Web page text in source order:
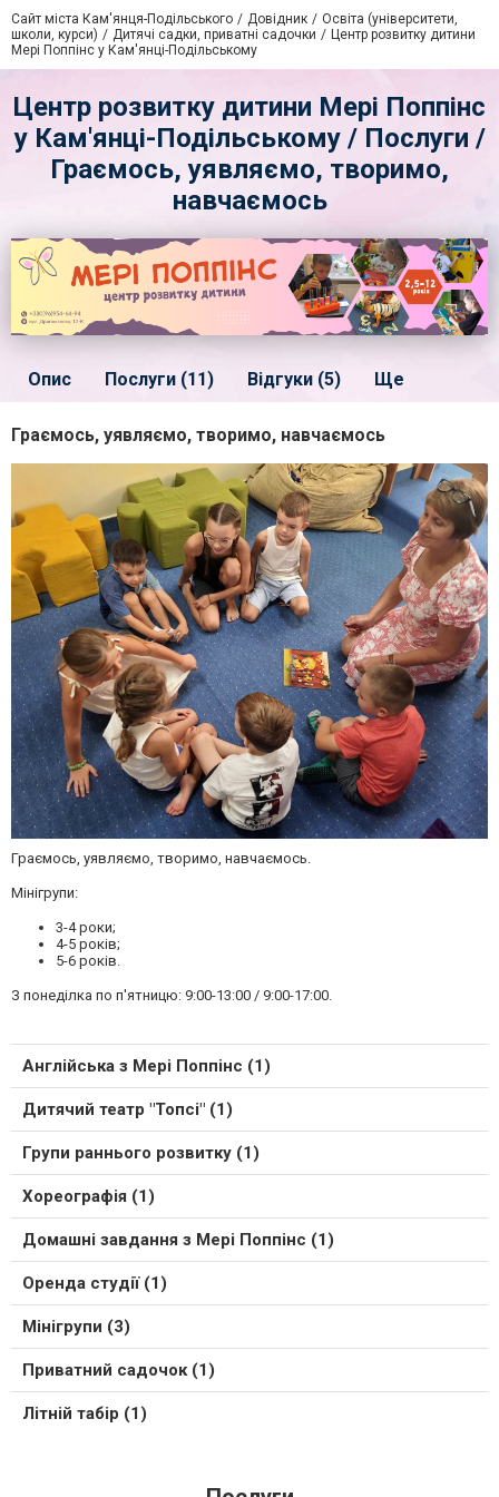
Сайт міста Кам'янця-Подільського Довідник
Освіта (університети,
школи, курси)
Дитячі садки, приватні садочки
Центр розвитку дитини
Мері Поппінс у Кам'янці-Подільському
Центр розвитку дитини Мері Поппінс
у Кам'янці-Подільському / Послуги /
Граємось, уявляємо, творимо,
навчаємось
Опис Послуги (11) Відгуки (5) Ще
Граємось, уявляємо, творимо, навчаємось
Граємось, уявляємо, творимо, навчаємось.
Мінігрупи:
3-4 роки;
4-5 років;
5-6 років.
З понеділка по п'ятницю: 9:00-13:00 / 9:00-17:00.
Англійська з Мері Поппінс (1)
Дитячий театр "Топсі" (1)
Групи раннього розвитку (1)
Хореографія (1)
Домашні завдання з Мері Поппінс (1)
Оренда студії (1)
Мінігрупи (3)
Приватний садочок (1)
Літній табір (1)